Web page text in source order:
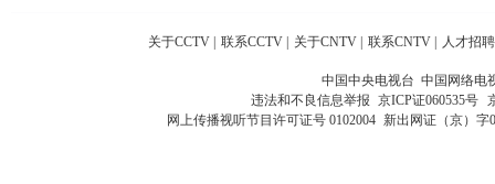
关于CCTV 联系CCTV 关于CNTV 联系CNTV 人才招聘
中国中央电视台 中国网络电
违法和不良信息举报 京ICP证060535号
网上传播视听节目许可证号 0102004 新出网证（京）